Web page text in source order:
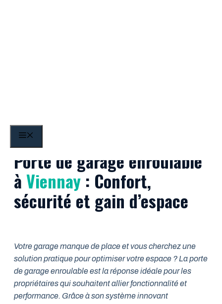
Porte de garage enroulable
àViennay: Confort,
sécurité et gain d’espace
Votre garage manque de place et vous cherchez une
solution pratique pour optimiser votre espace ? La porte
de garage enroulable est la réponse idéale pour les
propriétaires qui souhaitent allier fonctionnalité et
performance. Grâce à son système innovant